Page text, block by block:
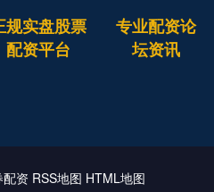
规实盘股票
配资平台
专业配资论
坛资讯
资 RSS地图 HTML地图